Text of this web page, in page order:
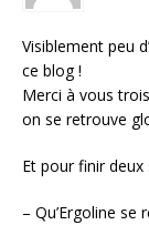
Visiblement peu
ce blog !
Merci à vous
on se retrouve
Et pour finir deux
– Qu’Ergoline